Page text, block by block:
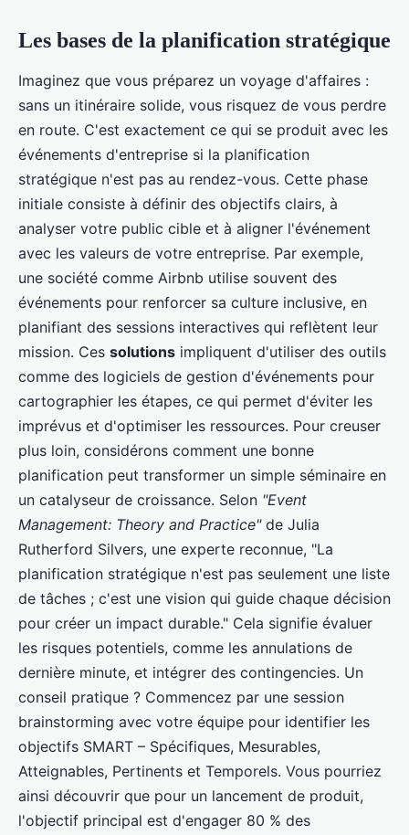
Les bases de la planification stratégique
Imaginez que vous préparez un voyage d'affaires :
sans un itinéraire solide, vous risquez de vous perdre
en route. C'est exactement ce qui se produit avec les
événements d'entreprise si la planification
stratégique n'est pas au rendez-vous. Cette phase
initiale consiste à définir des objectifs clairs, à
analyser votre public cible et à aligner l'événement
avec les valeurs de votre entreprise. Par exemple,
une société comme Airbnb utilise souvent des
événements pour renforcer sa culture inclusive, en
planifiant des sessions interactives qui reflètent leur
mission. Ces solutions impliquent d'utiliser des outils
comme des logiciels de gestion d'événements pour
cartographier les étapes, ce qui permet d'éviter les
imprévus et d'optimiser les ressources. Pour creuser
plus loin, considérons comment une bonne
planification peut transformer un simple séminaire en
un catalyseur de croissance. Selon "Event
Management: Theory and Practice"de Julia
Rutherford Silvers, une experte reconnue, "La
planification stratégique n'est pas seulement une liste
de tâches ; c'est une vision qui guide chaque décision
pour créer un impact durable." Cela signifie évaluer
les risques potentiels, comme les annulations de
dernière minute, et intégrer des contingencies. Un
conseil pratique ? Commencez par une session
brainstorming avec votre équipe pour identifier les
objectifs SMART – Spécifiques, Mesurables,
Atteignables, Pertinents et Temporels. Vous pourriez
ainsi découvrir que pour un lancement de produit,
l'objectif principal est d'engager 80 % des